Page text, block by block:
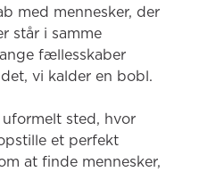
med mennesker, der
står i samme
fællesskaber
vi kalder en bobl.
sted, hvor
et perfekt
at finde mennesker,